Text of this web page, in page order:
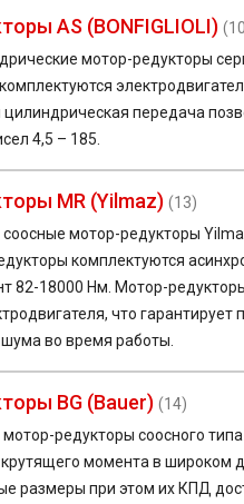
AS (BONFIGLIOLI)
мотор-редукторы
цилиндрическая передача
4,5 – 185.
MR (Yilmaz) (13)
мотор-редукторы
комплектуются
82-18000 Нм. Мотор-
что
во время работы.
BG (Bauer) (14)
мотор-редукторы соосного
момента в широком
размеры при этом их КПД